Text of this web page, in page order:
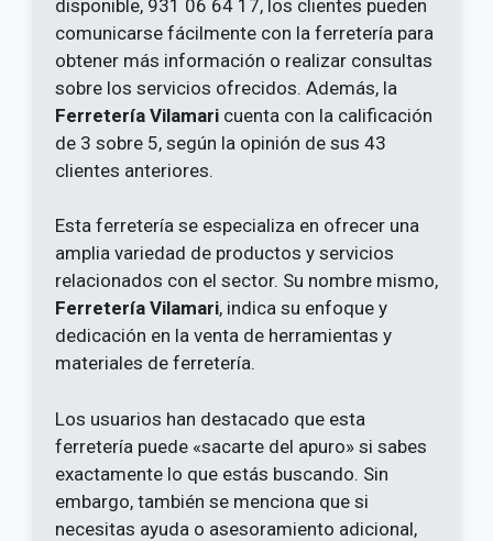
disponible, 931 06 64 17, los clientes pueden
comunicarse fácilmente con la ferretería para
obtener más información o realizar consultas
sobre los servicios ofrecidos. Además, la
Ferretería Vilamari cuenta con la calificación
de 3 sobre 5, según la opinión de sus 43
clientes anteriores.
Esta ferretería se especializa en ofrecer una
amplia variedad de productos y servicios
relacionados con el sector. Su nombre mismo,
Ferretería Vilamari, indica su enfoque y
dedicación en la venta de herramientas y
materiales de ferretería.
Los usuarios han destacado que esta
ferretería puede «sacarte del apuro» si sabes
exactamente lo que estás buscando. Sin
embargo, también se menciona que si
necesitas ayuda o asesoramiento adicional,